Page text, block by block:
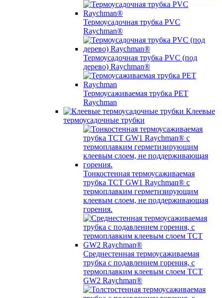
Термоусадочная трубка PVC
Raychman®
Термоусадочная трубка PVC (под
дерево) Raychman®
Термоусаживаемая трубка PET
Raychman
Клеевые
термоусадочные трубки
Тонкостенная термоусаживаемая
трубка TCT GW1 Raychman® с
термоплавким герметизирующим
клеевым слоем, не поддерживающая
горения.
Среднестенная термоусаживаемая
трубка c подавлением горения, с
термоплавким клеевым слоем TCT
GW2 Raychman®